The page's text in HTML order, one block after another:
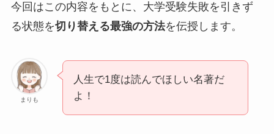
今回はこの内容をもとに、大学受験失敗を引きず
る状態を切り替える最強の方法を伝授します。
まりも
人生で1度は読んでほしい名著だ
よ！